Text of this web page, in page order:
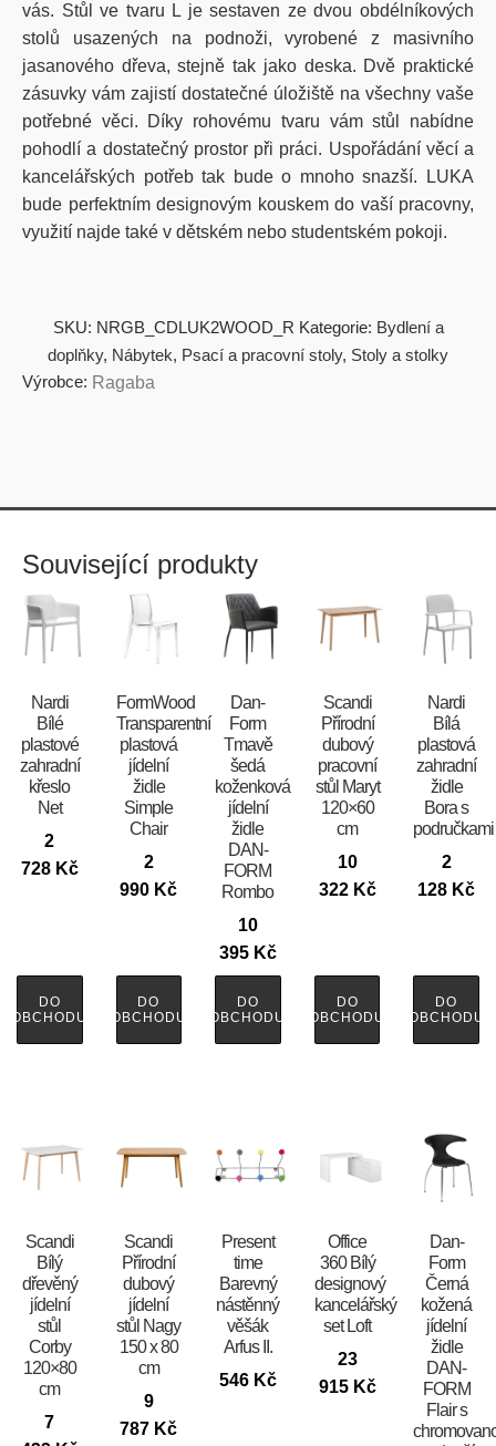
vás. Stůl ve tvaru L jesestaven ze dvou obdélníkových
stolů usazených na podnoži, vyrobené z masivního
jasanového dřeva, stejně tak jako deska. Dvě praktické
zásuvky vám zajistí dostatečné úložiště na všechny vaše
potřebné věci. Díky rohovému tvaru vám stůl nabídne
pohodlí a dostatečný prostor při práci. Uspořádání věcí a
kancelářských potřeb tak bude o mnoho snazší. LUKA
bude perfektním designovým kouskem do vaší pracovny,
využití najde také v dětském nebo studentském pokoji.
SKU: NRGB_CDLUK2WOOD_R Kategorie: Bydlení a
doplňky, Nábytek, Psací a pracovní stoly, Stoly a stolky
Výrobce: Ragaba
Související produkty
Nardi
Bílé
plastové
zahradní
křeslo
Net
2
728 Kč
DO
OBCHODU
FormWood
Transparentní
plastová
jídelní
židle
Simple
Chair
2
990 Kč
DO
OBCHODU
​​​​​Dan-
Form
Tmavě
šedá
koženková
jídelní
židle
DAN-
FORM
Rombo
10
395 Kč
DO
OBCHODU
Scandi
Přírodní
dubový
pracovní
stůl Maryt
120×60
cm
10
322 Kč
DO
OBCHODU
Nardi
Bílá
plastová
zahradní
židle
Bora s
područkami
2
128 Kč
DO
OBCHODU
Scandi
Bílý
dřevěný
jídelní
stůl
Corby
120×80
cm
7
Scandi
Přírodní
dubový
jídelní
stůl Nagy
150 x 80
cm
9
787 Kč
Present
time
Barevný
nástěnný
věšák
Arfus II.
546 Kč
Office
360 Bílý
designový
kancelářský
set Loft
23
915 Kč
​​​​​Dan-
Form
Černá
kožená
jídelní
židle
DAN-
FORM
Flair s